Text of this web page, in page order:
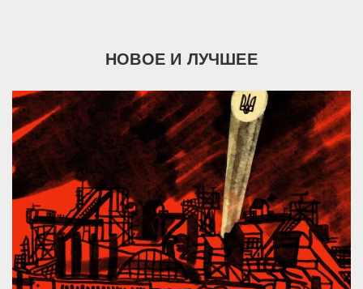
НОВОЕ И ЛУЧШЕЕ